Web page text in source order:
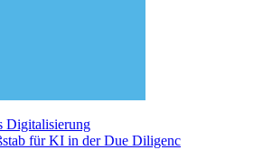
Digitalisierung
für KI in der Due Diligenc